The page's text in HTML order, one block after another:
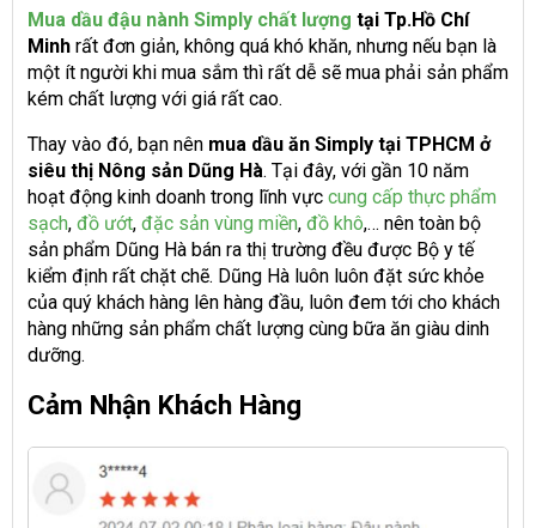
Mua dầu đậu nành Simply chất lượng tại Tp.Hồ Chí
Minh rất đơn giản, không quá khó khăn, nhưng nếu bạn là
một ít người khi mua sắm thì rất dễ sẽ mua phải sản phẩm
kém chất lượng với giá rất cao.
Thay vào đó, bạn nên mua dầu ăn Simply tại TPHCM ở
siêu thị Nông sản Dũng Hà. Tại đây, với gần 10 năm
hoạt động kinh doanh trong lĩnh vực cung cấp thực phẩm
sạch, đồ ướt, đặc sản vùng miền, đồ khô,… nên toàn bộ
sản phẩm Dũng Hà bán ra thị trường đều được Bộ y tế
kiểm định rất chặt chẽ. Dũng Hà luôn luôn đặt sức khỏe
của quý khách hàng lên hàng đầu, luôn đem tới cho khách
hàng những sản phẩm chất lượng cùng bữa ăn giàu dinh
dưỡng.
Cảm Nhận Khách Hàng